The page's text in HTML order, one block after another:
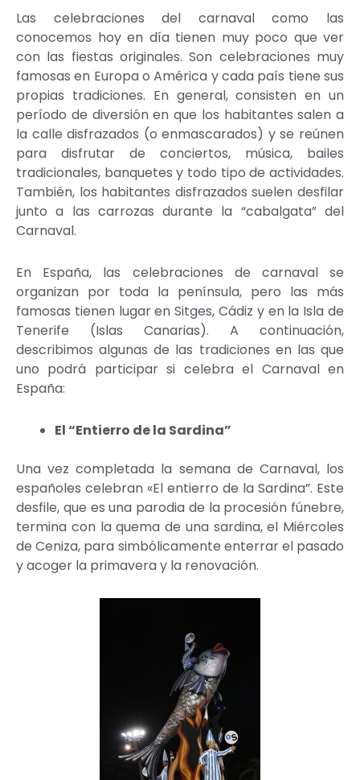
Las celebraciones del carnaval como las
conocemos hoy en día tienen muy poco que ver
con las fiestas originales. Son celebraciones muy
famosas en Europa o América y cada país tiene sus
propias tradiciones. En general, consisten en un
período de diversión en que los habitantes salen a
la calle disfrazados (o enmascarados) y se reúnen
para disfrutar de conciertos, música, bailes
tradicionales, banquetes y todo tipo de actividades.
También, los habitantes disfrazados suelen desfilar
junto a las carrozas durante la “cabalgata” del
Carnaval.
En España, las celebraciones de carnaval se
organizan por toda la península, pero las más
famosas tienen lugar en Sitges, Cádiz y en la Isla de
Tenerife (Islas Canarias). A continuación,
describimos algunas de las tradiciones en las que
uno podrá participar si celebra el Carnaval en
España:
El “Entierro de la Sardina”
Una vez completada la semana de Carnaval, los
españoles celebran «El entierro de la Sardina”. Este
desfile, que es una parodia de la procesión fúnebre,
termina con la quema de una sardina, el Miércoles
de Ceniza, para simbólicamente enterrar el pasado
y acoger la primavera y la renovación.